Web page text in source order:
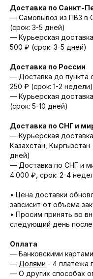
Доставка по Санкт-
— Cамовывоз из ПВЗ в
(срок: 3-5 дней)
— Курьерская
500 ₽ (срок: 3-5 дней)
Доставка по России
— Доставка до пункта
250 ₽ (срок: 1-2 недели)
— Курьерская
(срок: 5-10 дней)
Доставка по СНГ и
— Курьерская
Казахстан,
дней)
— Доставка по СНГ и
4.000 ₽, срок: 2-4
• Цена доставки
завсисит от объема
• Просим принять во
следующий день после
Оплата
— Банковскими
— Долями - 4 платежа
— О других способах